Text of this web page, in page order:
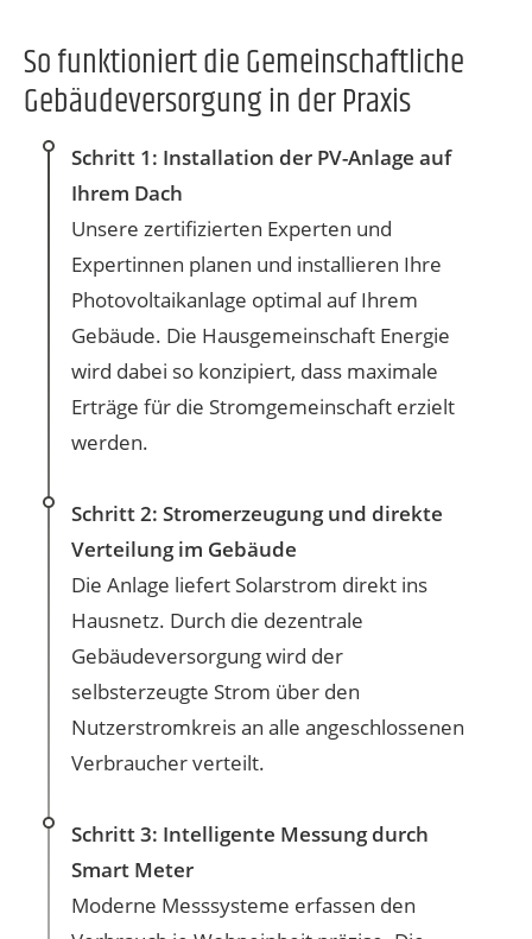
So funktioniert die Gemeinschaftliche
Gebäudeversorgung in der Praxis
Schritt 1: Installation der PV-Anlage auf
Ihrem Dach
Unsere zertifizierten Experten und
Expertinnen planen und installieren Ihre
Photovoltaikanlage optimal auf Ihrem
Gebäude. Die Hausgemeinschaft Energie
wird dabei so konzipiert, dass maximale
Erträge für die Stromgemeinschaft erzielt
werden.
Schritt 2: Stromerzeugung und direkte
Verteilung im Gebäude
Die Anlage liefert Solarstrom direkt ins
Hausnetz. Durch die dezentrale
Gebäudeversorgung wird der
selbsterzeugte Strom über den
Nutzerstromkreis an alle angeschlossenen
Verbraucher verteilt.
Schritt 3: Intelligente Messung durch
Smart Meter
Moderne Messsysteme erfassen den